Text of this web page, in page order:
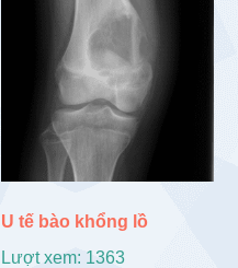
U tế bào khổng lồ
Lượt xem: 1363